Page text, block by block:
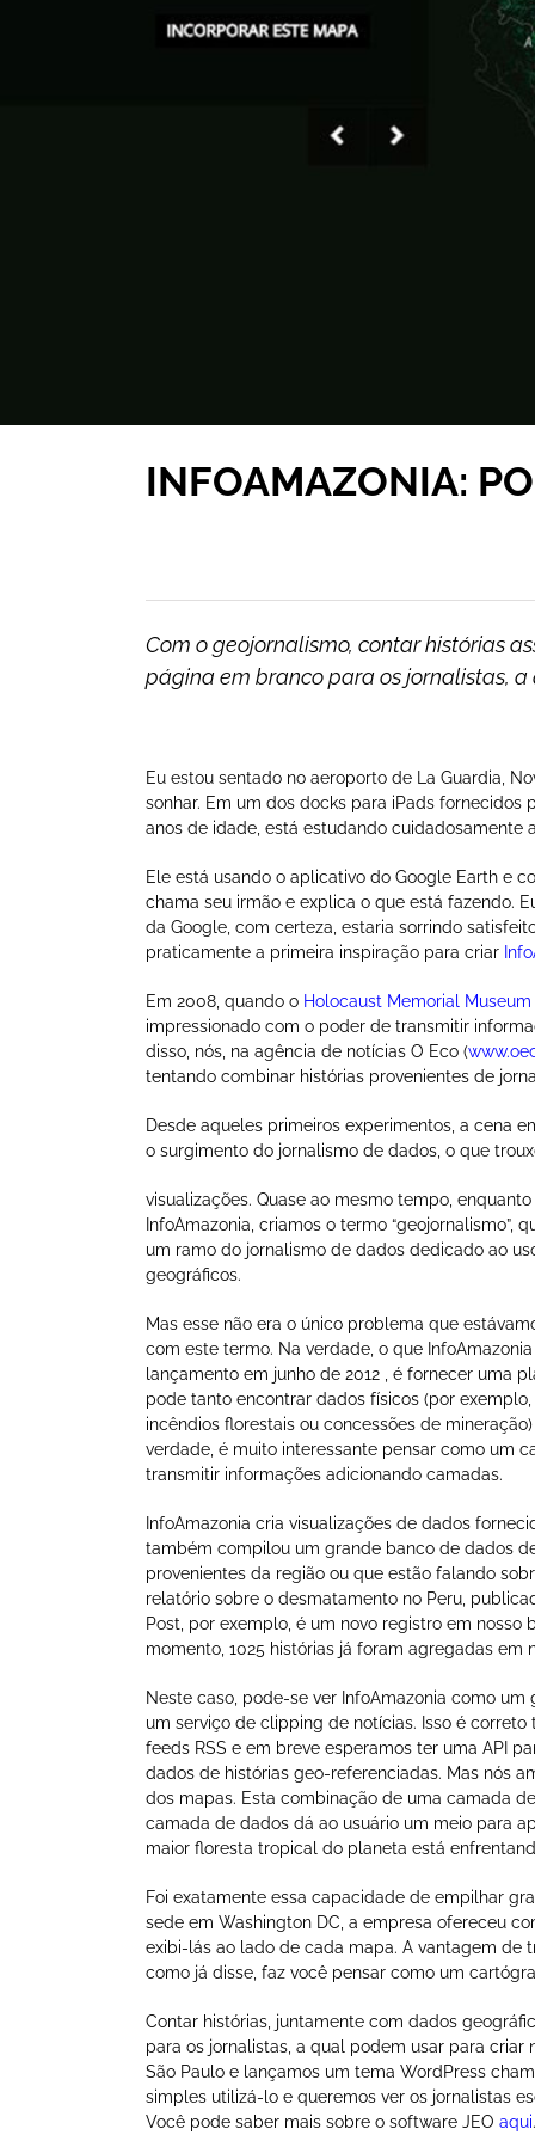
INFOAMAZONIA:
Com o geojornalismo, contar histórias
página em branco para os jornalistas,
Eu estou sentado no aeroporto de La Guardia,
sonhar. Em um dos docks para iPads
anos de idade, está estudando cuidadosamente
Ele está usando o aplicativo do Google Earth e
chama seu irmão e explica o que está fazendo.
da Google, com certeza, estaria sorrindo
praticamente a primeira inspiração para criar
Em 2008, quando o Holocaust Memorial Museum
impressionado com o poder de transmitir
disso, nós, na agência de notícias O Eco (
tentando combinar histórias provenientes de
Desde aqueles primeiros experimentos, a cena
o surgimento do jornalismo de dados, o que
visualizações. Quase ao mesmo tempo,
InfoAmazonia, criamos o termo “geojornalismo”,
um ramo do jornalismo de dados dedicado ao
geográficos.
Mas esse não era o único problema que
com este termo. Na verdade, o que
lançamento em junho de 2012 , é fornecer uma
pode tanto encontrar dados físicos (por
incêndios florestais ou concessões de
verdade, é muito interessante pensar como um
transmitir informações adicionando camadas.
InfoAmazonia cria visualizações de dados
também compilou um grande banco de dados
provenientes da região ou que estão falando
relatório sobre o desmatamento no Peru,
Post, por exemplo, é um novo registro em nosso
momento, 1025 histórias já foram agregadas em
Neste caso, pode-se ver InfoAmazonia como
um serviço de clipping de notícias. Isso é correto
feeds RSS e em breve esperamos ter uma API
dados de histórias geo-referenciadas. Mas nós
dos mapas. Esta combinação de uma camada
camada de dados dá ao usuário um meio para
maior floresta tropical do planeta está
Foi exatamente essa capacidade de empilhar
sede em Washington DC, a empresa ofereceu
exibi-lás ao lado de cada mapa. A vantagem de
como já disse, faz você pensar como um
Contar histórias, juntamente com dados
para os jornalistas, a qual podem usar para
São Paulo e lançamos um tema WordPress
simples utilizá-lo e queremos ver os jornalistas
Você pode saber mais sobre o software JEO aqui.